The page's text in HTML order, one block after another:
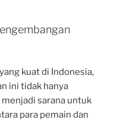
kuat di Indonesia,
ini tidak hanya
sarana untuk
para pemain dan